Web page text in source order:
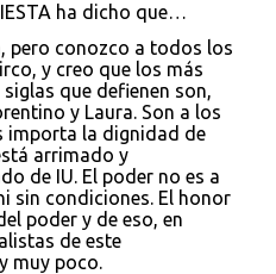
ha dicho que…
pero conozco a todos los
y creo que los más
que defienen son,
y Laura. Son a los
importa la dignidad de
arrimado y
de IU. El poder no es a
sin condiciones. El honor
poder y de eso, en
de este
muy poco.